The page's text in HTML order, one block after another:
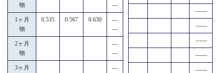
物
---
1ヶ月
物
0.535 0.567 0.630
---
---
2ヶ月
物
---
---
3ヶ月
---
------
------
------
------
------